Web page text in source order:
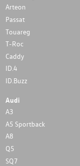
Arteon
Passat
Touareg
T-Roc
Caddy
ID.4
ID.Buzz
Audi
A3
A5 Sportback
A8
Q5
SQ7